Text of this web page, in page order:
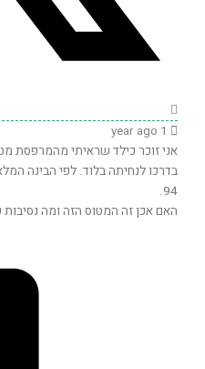
אני זוכר כילד שראיתי מהמרפסת
בדרכו לנחיתה בלוד. לפי הבינה
94.
האם אכן זה המטוס הזה ומה נסיבות